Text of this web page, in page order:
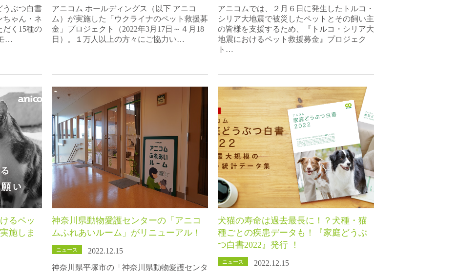
うぶつ白書
ちゃん・ネ
だく15種の
…
アニコム ホールディングス（以下 アニコ
ム）が実施した「ウクライナのペット救援募
金」プロジェクト（2022年3月17日～４月18
日）。１万人以上の方々にご協力い…
アニコムでは、２月６日に発生したトルコ・
シリア大地震で被災したペットとその飼い主
の皆様を支援するため、『トルコ・シリア大
地震におけるペット救援募金』プロジェク
ト…
るペッ
施しま
神奈川県動物愛護センターの「アニコ
ムふれあいルーム」がリニューアル！
ニュース
2022.12.15
神奈川県平塚市の「神奈川県動物愛護センタ
犬猫の寿命は過去最長に！？犬種・猫
種ごとの疾患データも！『家庭どうぶ
つ白書2022』発行 ！
ニュース
2022.12.15